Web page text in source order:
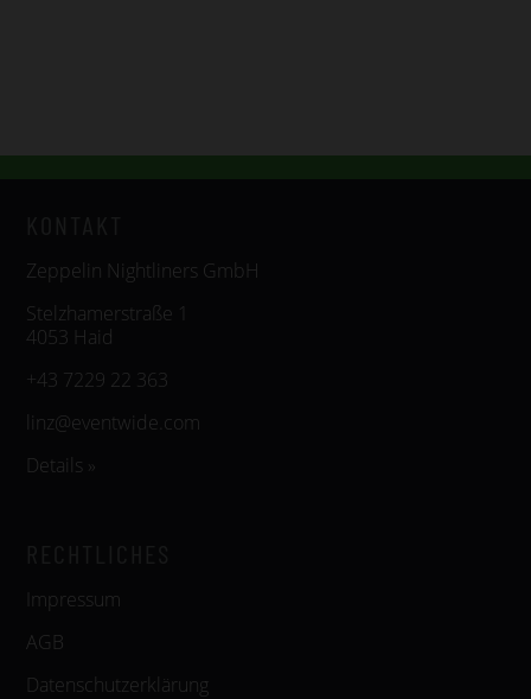
Zeppelin Nightliners GmbH
Stelzhamerstraße 1
4053 Haid
+43 7229 22 363
linz@eventwide.com
Details »
Impressum
AGB
Datenschutzerklärung